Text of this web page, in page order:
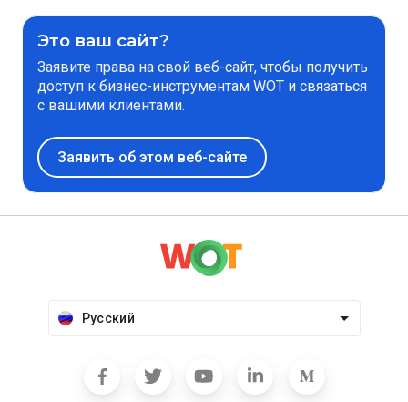
Это ваш сайт?
Заявите права на свой веб-сайт, чтобы получить
доступ к бизнес-инструментам WOT и связаться
с вашими клиентами.
Заявить об этом веб-сайте
Русский